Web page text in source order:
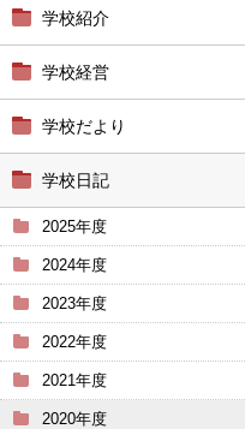
学校紹介
学校経営
学校だより
学校日記
2025年度
2024年度
2023年度
2022年度
2021年度
2020年度